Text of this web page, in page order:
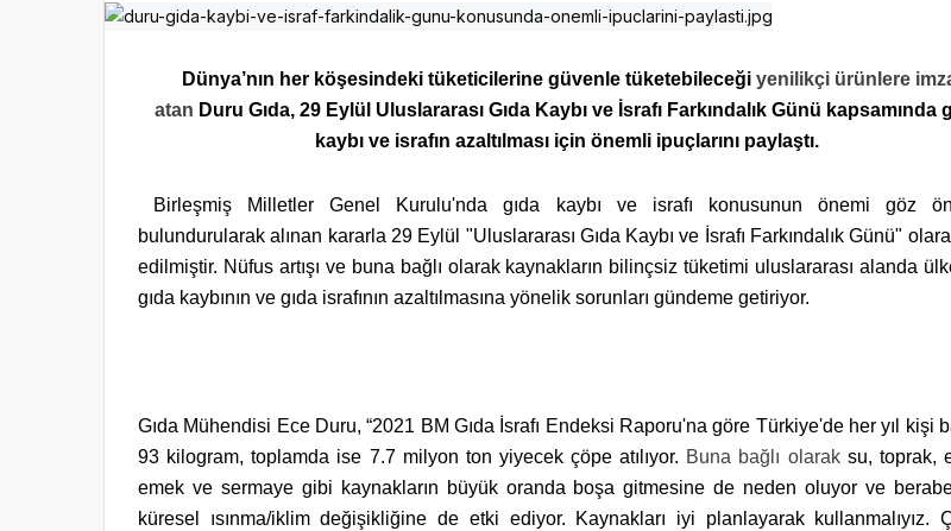
Dünya’nın her köşesindeki tüketicilerine güvenle tüketebileceği yenilikçi ürünlere
atan Duru Gıda, 29 Eylül Uluslararası Gıda Kaybı ve İsrafı Farkındalık Günü kapsamında
kaybı ve israfın azaltılması için önemli ipuçlarını paylaştı.
Birleşmiş Milletler Genel Kurulu'nda gıda kaybı ve israfı konusunun önemi göz
bulundurularak alınan kararla 29 Eylül "Uluslararası Gıda Kaybı ve İsrafı Farkındalık Günü"
edilmiştir. Nüfus artışı ve buna bağlı olarak kaynakların bilinçsiz tüketimi uluslararası alanda
gıda kaybının ve gıda israfının azaltılmasına yönelik sorunları gündeme getiriyor.
Gıda Mühendisi Ece Duru, “2021 BM Gıda İsrafı Endeksi Raporu'na göre Türkiye'de her yıl kişi
93 kilogram, toplamda ise 7.7 milyon ton yiyecek çöpe atılıyor. Buna bağlı olarak su, toprak,
emek ve sermaye gibi kaynakların büyük oranda boşa gitmesine de neden oluyor ve
küresel ısınma/iklim değişikliğine de etki ediyor. Kaynakları iyi planlayarak kullanmalıyız.